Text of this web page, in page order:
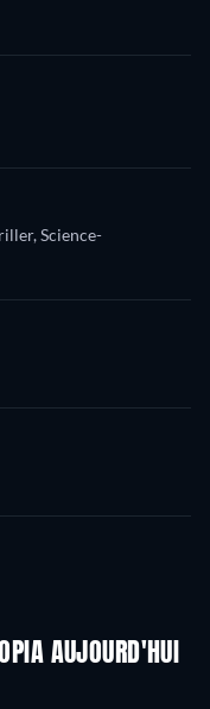
Science-
AUJOURD'HUI